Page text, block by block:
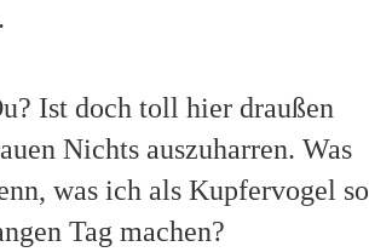
Ist doch toll hier draußen
Nichts auszuharren. Was
was ich als Kupfervogel so
Tag machen?